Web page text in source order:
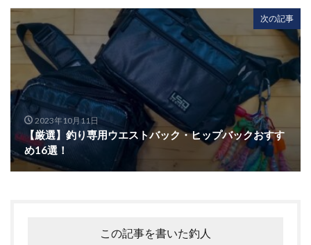
次の記事
2023年10月11日
【厳選】釣り専用ウエストバック・ヒップバックおすす
め16選！
この記事を書いた釣人